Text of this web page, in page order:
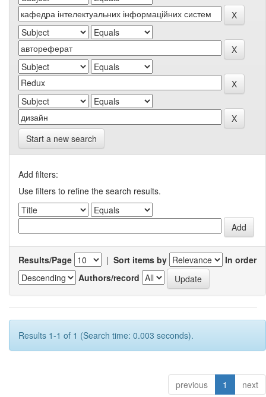
Start a new search
Add filters:
Use filters to refine the search results.
Results/Page | Sort items by
In order
Authors/record
Results 1-1 of 1 (Search time: 0.003 seconds).
previous 1 next